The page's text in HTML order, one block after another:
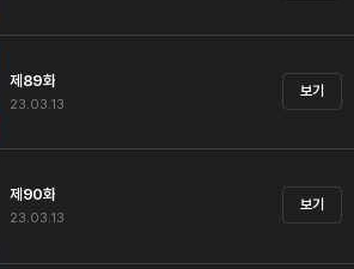
제89화
23.03.13
보기
제90화
23.03.13
보기